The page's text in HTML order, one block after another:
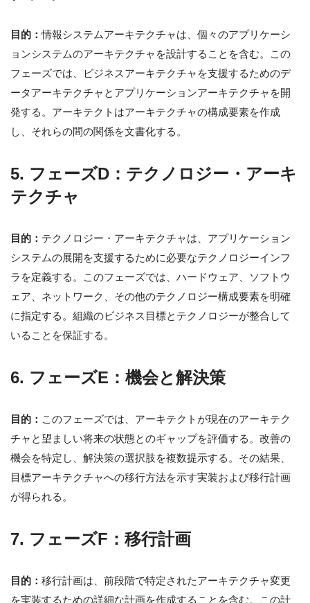
目的：情報システムアーキテクチャは、個々のアプリケーシ
ョンシステムのアーキテクチャを設計することを含む。この
フェーズでは、ビジネスアーキテクチャを支援するためのデ
ータアーキテクチャとアプリケーションアーキテクチャを開
発する。アーキテクトはアーキテクチャの構成要素を作成
し、それらの間の関係を文書化する。
5. フェーズD：テクノロジー・アーキ
テクチャ
目的： テクノロジー・アーキテクチャは、アプリケーション
システムの展開を支援するために必要なテクノロジーインフ
ラを定義する。このフェーズでは、ハードウェア、ソフトウ
ェア、ネットワーク、その他のテクノロジー構成要素を明確
に指定する。組織のビジネス目標とテクノロジーが整合して
いることを保証する。
6. フェーズE：機会と解決策
目的： このフェーズでは、アーキテクトが現在のアーキテク
チャと望ましい将来の状態とのギャップを評価する。改善の
機会を特定し、解決策の選択肢を複数提示する。その結果、
目標アーキテクチャへの移行方法を示す実装および移行計画
が得られる。
7. フェーズF：移行計画
目的： 移行計画は、前段階で特定されたアーキテクチャ変更
を実装するための詳細な計画を作成することを含む。この計